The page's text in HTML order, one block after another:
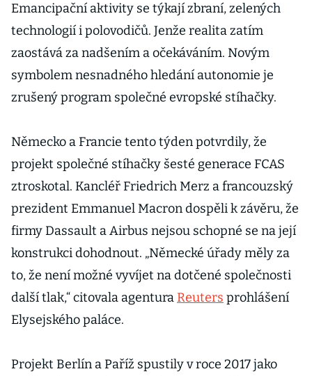
Emancipační aktivity se týkají zbraní, zelených
technologií i polovodičů. Jenže realita zatím
zaostává za nadšením a očekáváním. Novým
symbolem nesnadného hledání autonomie je
zrušený program společné evropské stíhačky.
Německo a Francie tento týden potvrdily, že
projekt společné stíhačky šesté generace FCAS
ztroskotal. Kancléř Friedrich Merz a francouzský
prezident Emmanuel Macron dospěli k závěru, že
firmy Dassault a Airbus nejsou schopné se na její
konstrukci dohodnout. „Německé úřady měly za
to, že není možné vyvíjet na dotčené společnosti
další tlak,“ citovala agentura Reuters prohlášení
Elysejského paláce.
Projekt Berlín a Paříž spustily v roce 2017 jako